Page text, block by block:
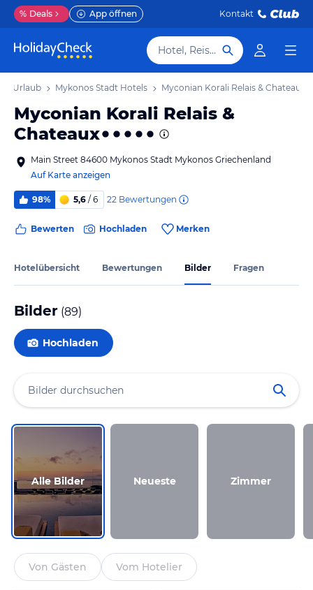
% Deals App öffnen Kontakt
Hotel, Reiseziel
Urlaub Mykonos Stadt Hotels Myconian Korali Relais & Chateaux
Myconian Korali Relais &
Chateaux
Main Street 84600 Mykonos Stadt Mykonos Griechenland
Auf Karte anzeigen
98% 5,6 / 6 22 Bewertungen
Bewerten Hochladen Merken
Hotelübersicht Bewertungen Bilder Fragen
Bilder (89)
Hochladen
Alle Bilder Neueste Zimmer
Von Gästen Vom Hotelier